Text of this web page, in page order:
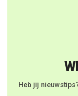
Heb jij